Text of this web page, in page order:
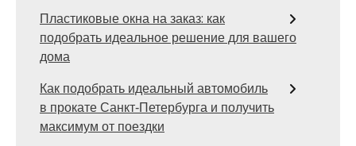
Пластиковые окна на заказ: как
подобрать идеальное решение для вашего
дома
Как подобрать идеальный автомобиль
в прокате Санкт‑Петербурга и получить
максимум от поездки